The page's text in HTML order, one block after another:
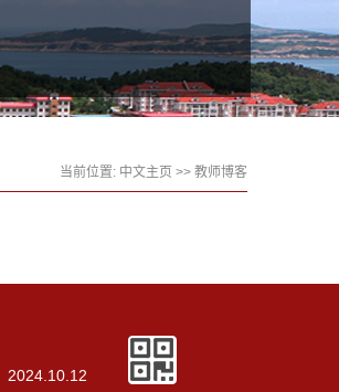
当前位置: 中文主页 >> 教师博客
2024 10 12